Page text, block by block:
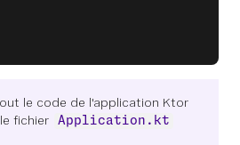
le code de l'application Ktor
fichier
Application.kt